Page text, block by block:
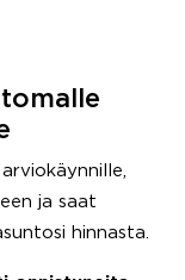
ja saat
hinnasta.